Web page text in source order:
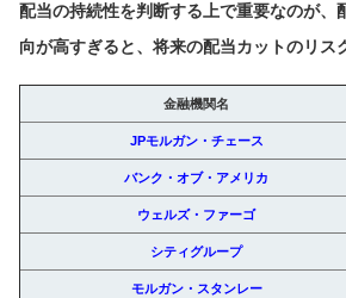
配当の持続性を判断する上で重要なのが、
向が高すぎると、将来の配当カットのリス
金融機関名
JPモルガン・チェース
バンク・オブ・アメリカ
ウェルズ・ファーゴ
シティグループ
モルガン・スタンレー